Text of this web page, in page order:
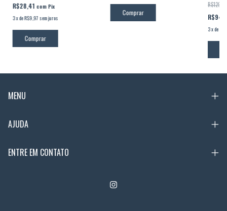
R$28,41 com Pix
3xdeR$9,97 sem juros
Comprar
Comprar
3xde
MENU
AJUDA
ENTRE EM CONTATO